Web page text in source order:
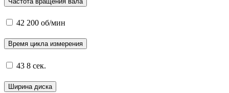
42 200 об/мин
Время цикла измерения
43 8 сек.
Ширина диска